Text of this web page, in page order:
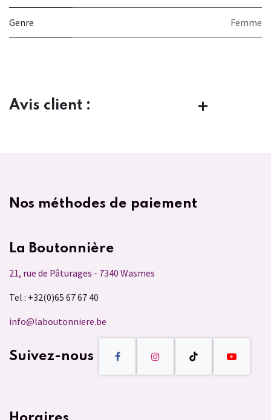
Genre Femme
Avis client :
Nos méthodes de paiement
La Boutonnière
21, rue de Pâturages - 7340 Wasmes
Tel : +32(0)65 67 67 40
info@laboutonniere.be
Suivez-nous